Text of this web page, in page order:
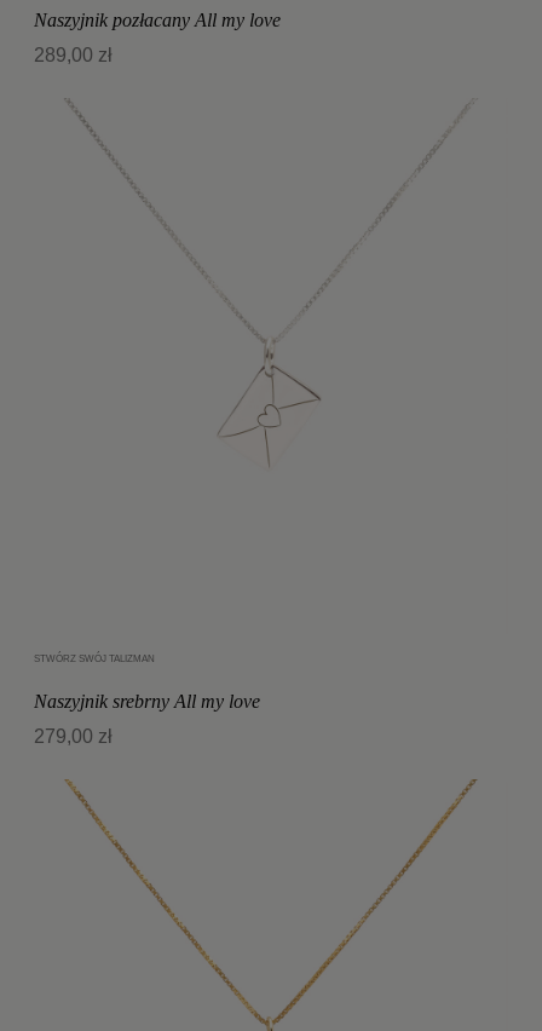
Naszyjnik pozłacany All my love
289,00 zł
STWÓRZ SWÓJ TALIZMAN
Naszyjnik srebrny All my love
279,00 zł